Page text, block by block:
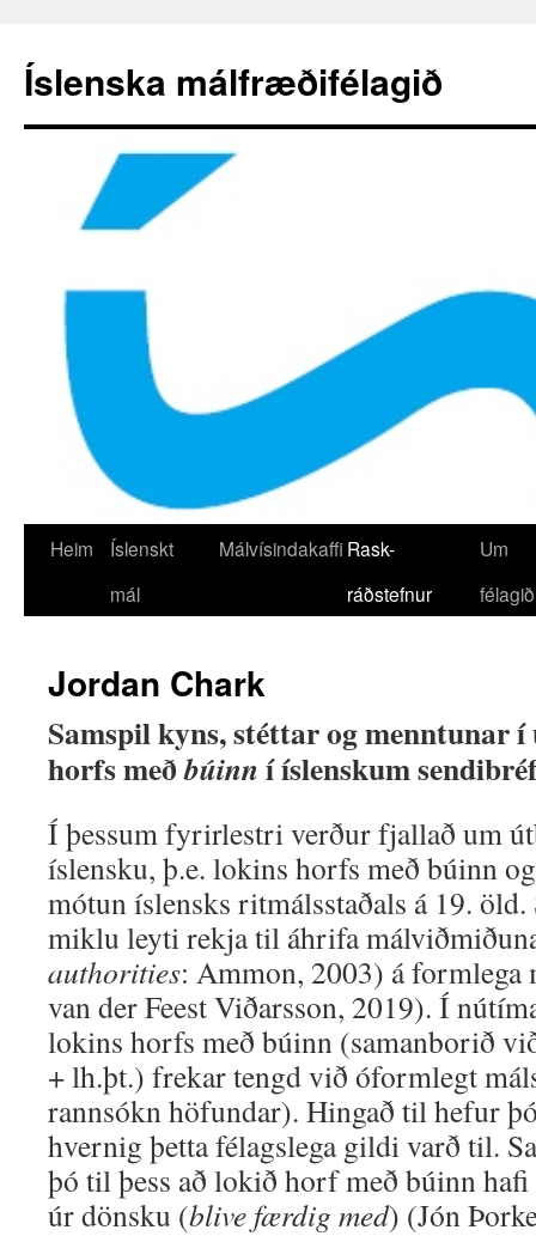
efni
Íslenska málfræðifélagið
Heim
Íslenskt
mál
Málvísindakaffi Rask-
ráðstefnur
Um
félagið
Jordan Chark
Samspil kyns, stéttar og menntunar
horfs meðbúinní íslenskum
Í þessum fyrirlestri verður fjallað um
íslensku, þ.e. lokins horfs með búinn
mótun íslensks ritmálsstaðals á 19.
miklu leyti rekja til áhrifa
authorities: Ammon, 2003) á
van der Feest Viðarsson, 2019). Í
lokins horfs með búinn (samanborið
+ lh.þt.) frekar tengd við óformlegt
rannsókn höfundar). Hingað til hefur
hvernig þetta félagslega gildi varð til.
þó til þess að lokið horf með búinn
úr dönsku (blive færdig med) (Jón